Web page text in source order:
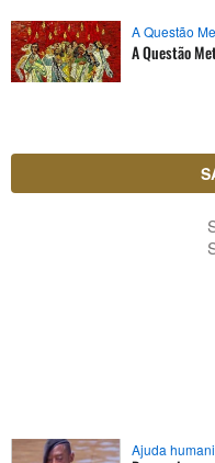
A Questão
A Questão
Ajuda